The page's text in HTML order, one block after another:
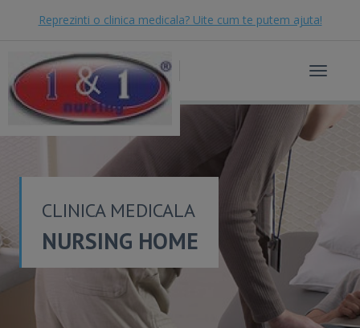
Reprezinti o clinica medicala? Uite cum te putem ajuta!
Toggle
CLINICA MEDICALA
NURSING HOME